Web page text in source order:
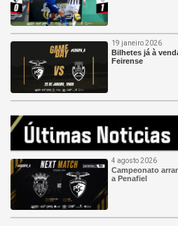
19 janeiro 2026
Bilhetes já à
Feirense
4 agosto 2026
Campeonato
a Penafiel